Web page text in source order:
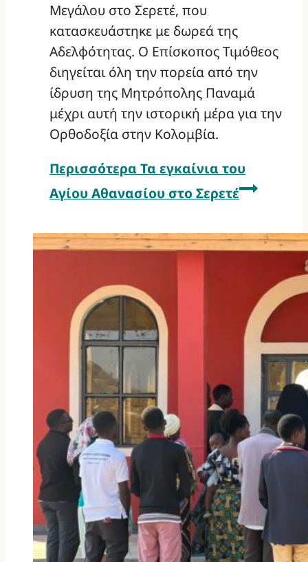
Μεγάλου στο Σερετέ, που
κατασκευάστηκε με δωρεά της
Αδελφότητας. Ο Επίσκοπος Τιμόθεος
διηγείται όλη την πορεία από την
ίδρυση της Μητρόπολης Παναμά
μέχρι αυτή την ιστορική μέρα για την
Ορθοδοξία στην Κολομβία.
Περισσότερα Τα εγκαίνια του
Αγίου Αθανασίου στο Σερετέ